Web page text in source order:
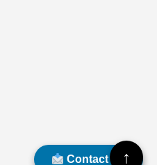
Contact Us↑